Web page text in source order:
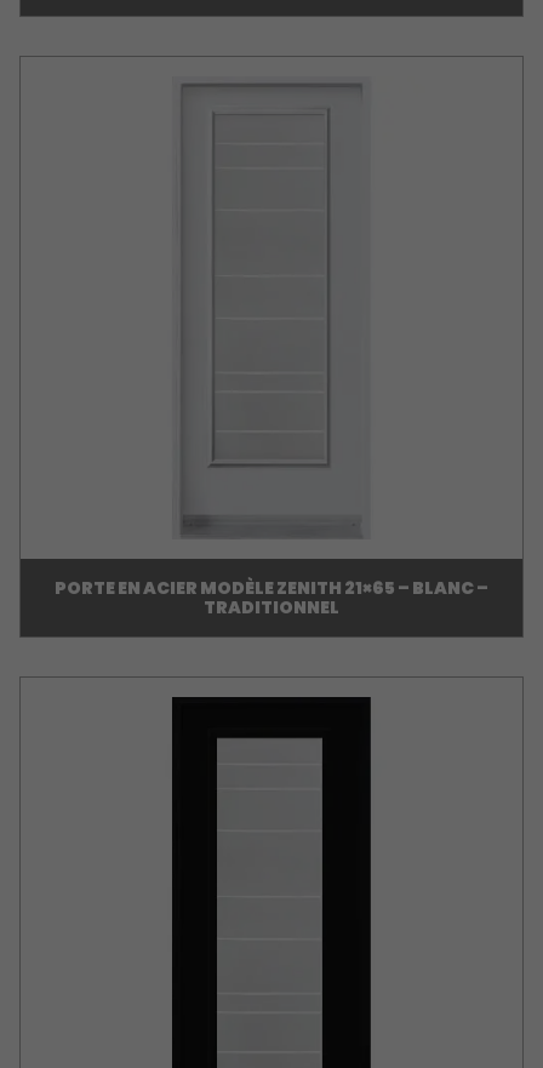
PORTE EN ACIER MODÈLE ZENITH 21×65 – BLANC –
TRADITIONNEL